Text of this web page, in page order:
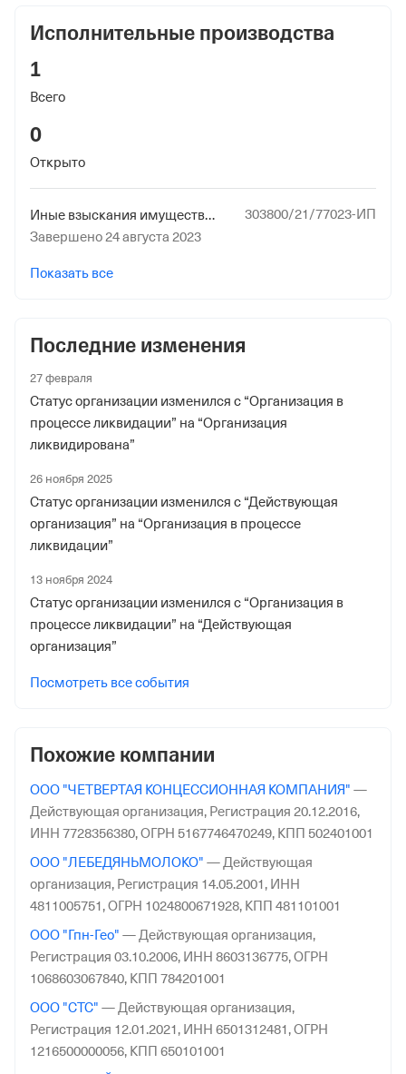
22 мая 2020
Наименование территориального органа
Московской обл.
Регистрационный номер ФссРФ
1096056252
Страхования Российской Федерации по гор. Москве и
Московской обл.
Исполнительные производства
1
Всего
0
Открыто
Иные взыскания имущественного характера в пользу физических и юридических лиц
303800/21/77023-ИП
Завершено 24 августа 2023
Показать все
Последние изменения
27 февраля
Статус организации изменился с “Организация в
процессе ликвидации” на “Организация
ликвидирована”
26 ноября 2025
Статус организации изменился с “Действующая
организация” на “Организация в процессе
ликвидации”
13 ноября 2024
Статус организации изменился с “Организация в
процессе ликвидации” на “Действующая
организация”
Посмотреть все события
Похожие компании
ООО "ЧЕТВЕРТАЯ КОНЦЕССИОННАЯ КОМПАНИЯ" —
Действующая организация, Регистрация 20.12.2016,
ИНН 7728356380,ОГРН 5167746470249, КПП 502401001
ООО "ЛЕБЕДЯНЬМОЛОКО" — Действующая
организация, Регистрация 14.05.2001, ИНН
4811005751,ОГРН 1024800671928, КПП 481101001
ООО "Гпн-Гео" — Действующая организация,
Регистрация 03.10.2006, ИНН 8603136775,ОГРН
1068603067840, КПП 784201001
ООО "СТС" — Действующая организация,
Регистрация 12.01.2021, ИНН 6501312481,ОГРН
1216500000056, КПП 650101001